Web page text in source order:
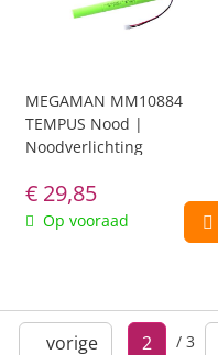
MEGAMAN MM10884
TEMPUS Nood |
Noodverlichting
€ 29,85
Op vooraad
vorige 2 / 3